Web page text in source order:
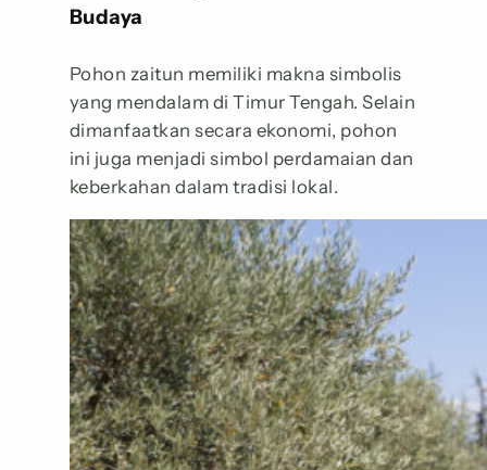
Budaya
Pohon zaitun memiliki makna simbolis
yang mendalam di Timur Tengah. Selain
dimanfaatkan secara ekonomi, pohon
ini juga menjadi simbol perdamaian dan
keberkahan dalam tradisi lokal.